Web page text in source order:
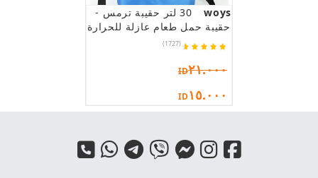
woys
30 لتر حقيبة ترمس -
حقيبة حمل طعام عازلة للحرارة
(1727)
ID٢١.٠٠٠
ID١٥.٠٠٠